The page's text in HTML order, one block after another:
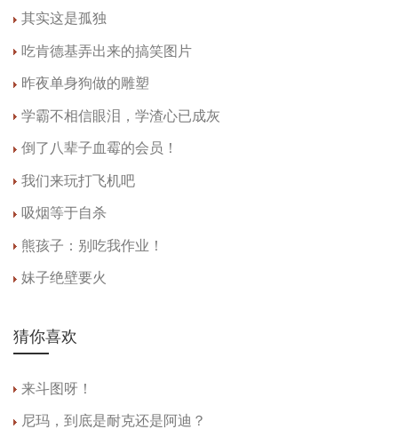
其实这是孤独
吃肯德基弄出来的搞笑图片
昨夜单身狗做的雕塑
学霸不相信眼泪，学渣心已成灰
倒了八辈子血霉的会员！
我们来玩打飞机吧
吸烟等于自杀
熊孩子：别吃我作业！
妹子绝壁要火
猜你喜欢
来斗图呀！
尼玛，到底是耐克还是阿迪？